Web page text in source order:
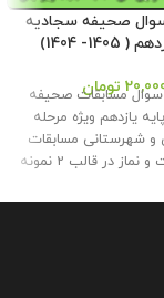
سوال صحیفه سجادیه
1404)
تومان
سوال مسابقات صحیفه
یازدهم ویژه مرحله
و شهرستانی مسابقات
قرآن ، عترت و نماز در قالب 2 نمونه
سوالات در قالب ورد و